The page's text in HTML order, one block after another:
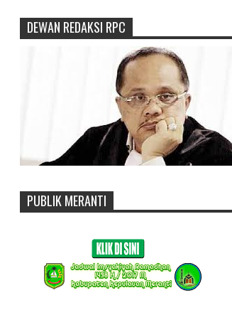
DEWAN REDAKSI RPC
PUBLIK MERANTI